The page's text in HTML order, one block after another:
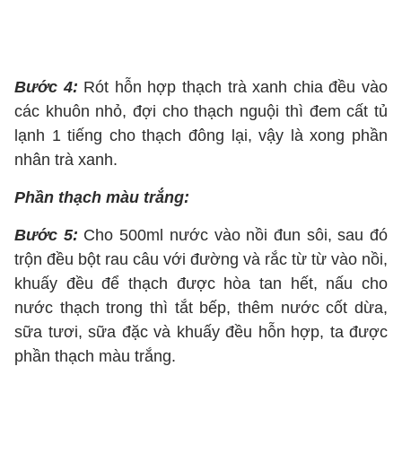
Bước 4: Rót hỗn hợp thạch trà xanh chia đều vào
các khuôn nhỏ, đợi cho thạch nguội thì đem cất tủ
lạnh 1 tiếng cho thạch đông lại, vậy là xong phần
nhân trà xanh.
Phần thạch màu trắng:
Bước 5: Cho 500ml nước vào nồi đun sôi, sau đó
trộn đều bột rau câu với đường và rắc từ từ vào nồi,
khuấy đều để thạch được hòa tan hết, nấu cho
nước thạch trong thì tắt bếp, thêm nước cốt dừa,
sữa tươi, sữa đặc và khuấy đều hỗn hợp, ta được
phần thạch màu trắng.